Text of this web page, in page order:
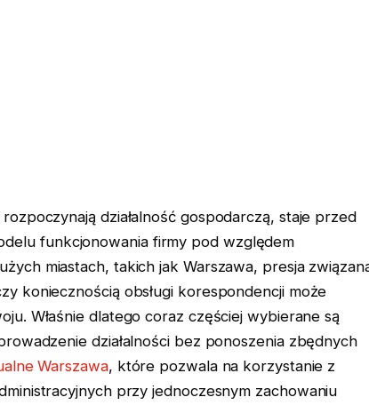
działalność gospodarczą, staje przed
funkcjonowania firmy pod względem
miastach, takich jak Warszawa, presja
koniecznością obsługi korespondencji może
Właśnie dlatego coraz częściej wybierane są
działalności bez ponoszenia zbędnych
Warszawa, które pozwala na korzystanie z
przy jednoczesnym zachowaniu